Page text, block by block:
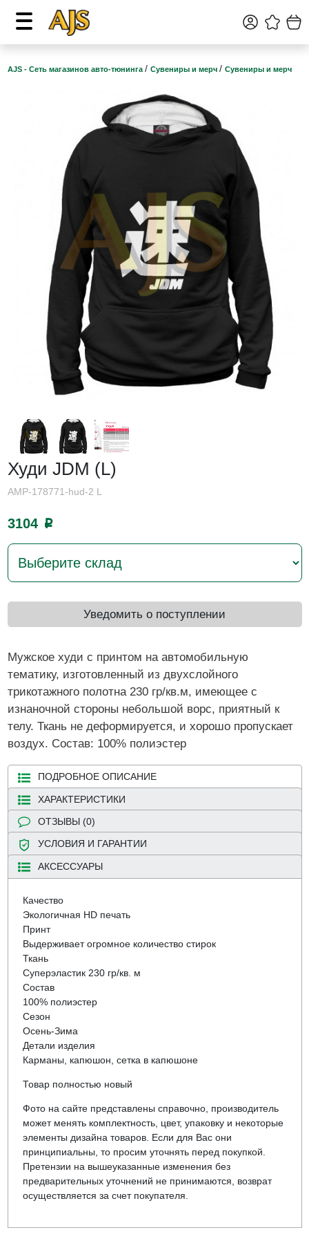
AJS - Сеть магазинов авто-тюнинга / Сувениры и мерч / Сувениры и мерч
Худи JDM (L)
AMP-178771-hud-2 L
3104 p
Уведомить о поступлении
Мужское худи с принтом на автомобильную
тематику, изготовленный из двухслойного
трикотажного полотна 230 гр/кв.м, имеющее с
изнаночной стороны небольшой ворс, приятный к
телу. Ткань не деформируется, и хорошо пропускает
воздух. Состав: 100% полиэстер
ПОДРОБНОЕ ОПИСАНИЕ
ХАРАКТЕРИСТИКИ
ОТЗЫВЫ (0)
УСЛОВИЯ И ГАРАНТИИ
АКСЕССУАРЫ
Качество
Экологичная HD печать
Принт
Выдерживает огромное количество стирок
Ткань
Суперэластик 230 гр/кв. м
Состав
100% полиэстер
Сезон
Осень-Зима
Детали изделия
Карманы, капюшон, сетка в капюшоне
Товар полностью новый
Фото на сайте представлены справочно, производитель
может менять комплектность, цвет, упаковку и некоторые
элементы дизайна товаров. Если для Вас они
принципиальны, то просим уточнять перед покупкой.
Претензии на вышеуказанные изменения без
предварительных уточнений не принимаются, возврат
осуществляется за счет покупателя.